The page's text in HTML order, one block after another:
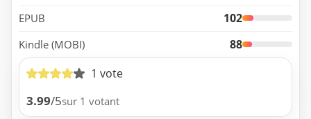
EPUB 102
Kindle (MOBI)
88
1 vote
3.99/5sur 1 votant